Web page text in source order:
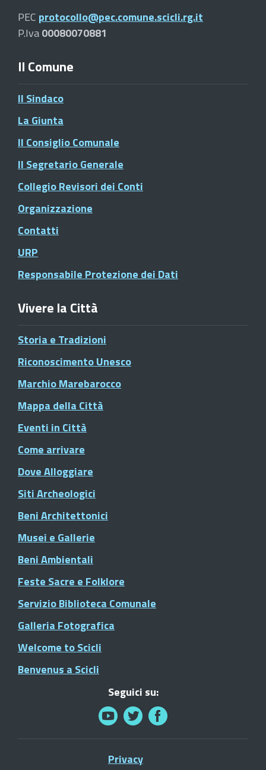
PEC protocollo@pec.comune.scicli.rg.it
P.Iva00080070881
Il Comune
Il Sindaco
La Giunta
Il Consiglio Comunale
Il Segretario Generale
Collegio Revisori dei Conti
Organizzazione
Contatti
URP
Responsabile Protezione dei Dati
Vivere la Città
Storia e Tradizioni
Riconoscimento Unesco
Marchio Marebarocco
Mappa della Città
Eventi in Città
Come arrivare
Dove Alloggiare
Siti Archeologici
Beni Architettonici
Musei e Gallerie
Beni Ambientali
Feste Sacre e Folklore
Servizio Biblioteca Comunale
Galleria Fotografica
Welcome to Scicli
Benvenus a Scicli
Seguici su:
Privacy